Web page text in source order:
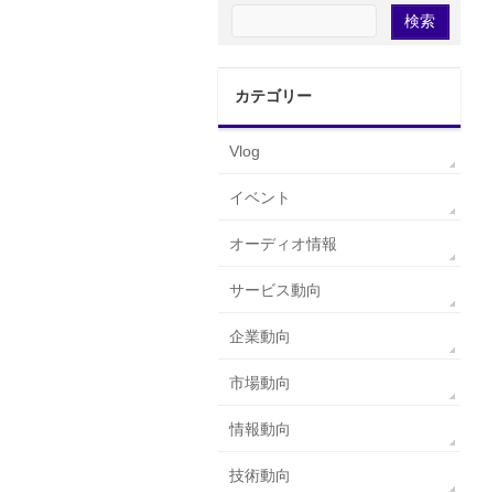
カテゴリー
Vlog
イベント
オーディオ情報
サービス動向
企業動向
市場動向
情報動向
技術動向